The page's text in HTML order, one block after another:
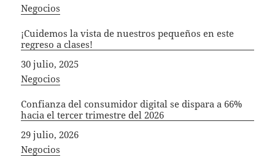
In relation to
Negocios
¡Cuidemos la vista de nuestros pequeños en este
regreso a clases!
Fecha
30 julio, 2025
In relation to
Negocios
Confianza del consumidor digital se dispara a 66%
hacia el tercer trimestre del 2026
Fecha
29 julio, 2026
In relation to
Negocios